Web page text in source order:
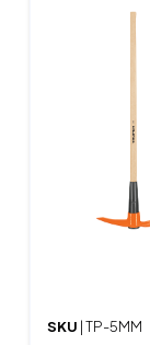
SKU | TP-5MM